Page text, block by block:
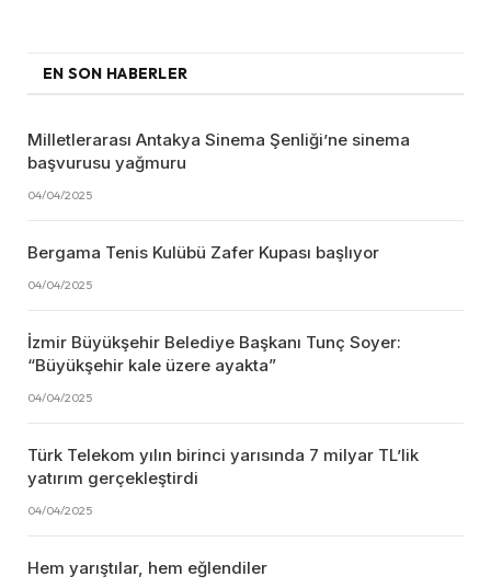
EN SON HABERLER
Milletlerarası Antakya Sinema Şenliği’ne sinema
başvurusu yağmuru
04/04/2025
Bergama Tenis Kulübü Zafer Kupası başlıyor
04/04/2025
İzmir Büyükşehir Belediye Başkanı Tunç Soyer:
“Büyükşehir kale üzere ayakta”
04/04/2025
Türk Telekom yılın birinci yarısında 7 milyar TL’lik
yatırım gerçekleştirdi
04/04/2025
Hem yarıştılar, hem eğlendiler